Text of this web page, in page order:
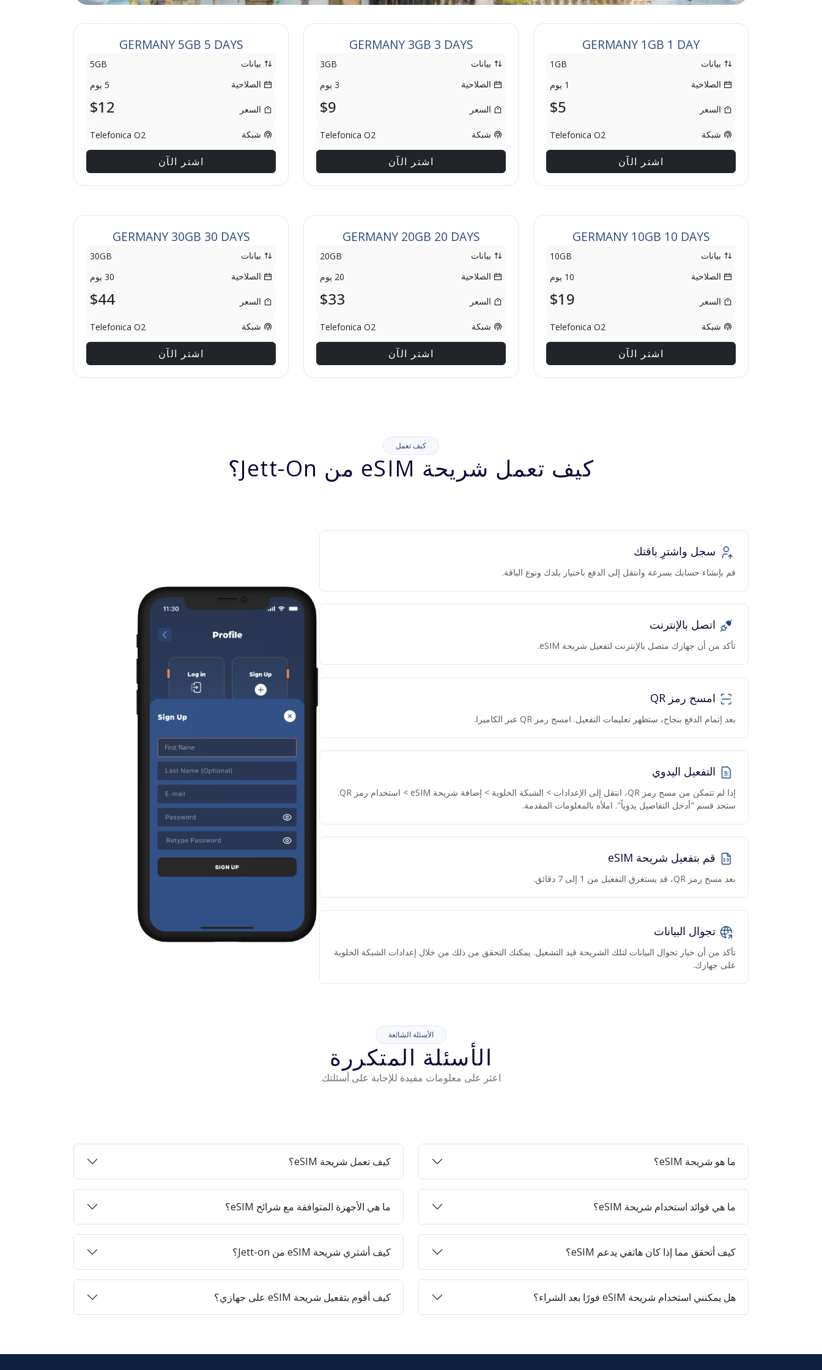
GERMANY 1GB 1 DAY
بيانات
1GB
الصلاحية
1 يوم
السعر $5
شبكة Telefonica O2
اشتر الآن
GERMANY 3GB 3 DAYS
بيانات
3GB
الصلاحية
3 يوم
السعر $9
شبكة Telefonica O2
اشتر الآن
GERMANY 5GB 5 DAYS
بيانات
5GB
الصلاحية
5 يوم
السعر $12
شبكة Telefonica O2
اشتر الآن
GERMANY 10GB 10 DAYS
بيانات
10GB
الصلاحية
10 يوم
السعر $19
شبكة Telefonica O2
اشتر الآن
GERMANY 20GB 20 DAYS
بيانات
20GB
الصلاحية
20 يوم
السعر $33
شبكة Telefonica O2
اشتر الآن
GERMANY 30GB 30 DAYS
بيانات
30GB
الصلاحية
30 يوم
السعر $44
شبكة Telefonica O2
اشتر الآن
كيف تعمل
كيف تعمل شريحة eSIM من Jett-On؟
سجل واشترِ باقتك
قم بإنشاء حسابك بسرعة وانتقل إلى الدفع باختيار بلدك ونوع الباقة.
اتصل بالإنترنت
تأكد من أن جهازك متصل بالإنترنت لتفعيل شريحة eSIM.
امسح رمز QR
بعد إتمام الدفع بنجاح، ستظهر تعليمات التفعيل. امسح رمز QR عبر الكاميرا.
التفعيل اليدوي
إذا لم تتمكن من مسح رمز QR، انتقل إلى الإعدادات > الشبكة الخلوية > إضافة شريحة eSIM > استخدام رمز QR.
ستجد قسم "أدخل التفاصيل يدوياً". املأه بالمعلومات المقدمة.
قم بتفعيل شريحة eSIM
بعد مسح رمز QR، قد يستغرق التفعيل من 1 إلى 7 دقائق.
تجوال البيانات
تأكد من أن خيار تجوال البيانات لتلك الشريحة قيد التشغيل. يمكنك التحقق من ذلك من خلال إعدادات الشبكة الخلوية
على جهازك.
الأسئلة الشائعة
الأسئلة المتكررة
اعثر على معلومات مفيدة للإجابة على أسئلتك
ما هو شريحة eSIM؟ كيف تعمل شريحة eSIM؟
ما هي فوائد استخدام شريحة eSIM؟ ما هي الأجهزة المتوافقة مع شرائح eSIM؟
كيف أتحقق مما إذا كان هاتفي يدعم eSIM؟ كيف أشتري شريحة eSIM من Jett-on؟
هل يمكنني استخدام شريحة eSIM فورًا بعد الشراء؟ كيف أقوم بتفعيل شريحة eSIM على جهازي؟